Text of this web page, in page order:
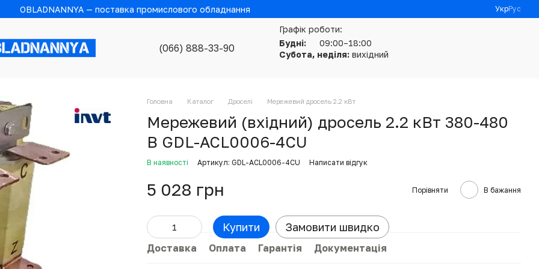
OBLADNANNYA — поставка промислового обладнання УкрРус
(066) 888-33-90
Графік роботи:
Будні:
09:00–18:00
Субота, неділя: вихідний
Головна Каталог Дроселі Мережевий дросель 2.2 кВт
Мережевий (вхідний) дросель 2.2 кВт 380-480
В GDL-ACL0006-4CU
В наявності Артикул: GDL-ACL0006-4CU Написати відгук
5 028 грн Порівняти В бажання
Купити Замовити швидко
Доставка Оплата Гарантія Документація